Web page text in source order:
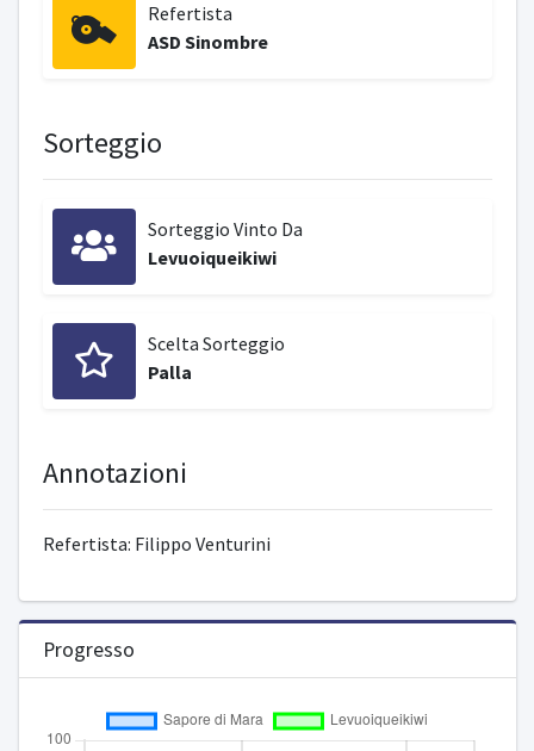
Refertista
ASD Sinombre
Sorteggio
Sorteggio Vinto Da
Levuoiqueikiwi
Scelta Sorteggio
Palla
Annotazioni
Refertista: Filippo Venturini
Progresso